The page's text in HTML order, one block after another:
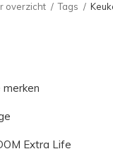
overzicht Tags
merken
Extra Life